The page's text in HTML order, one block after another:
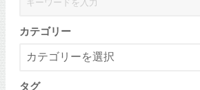
カテゴリー
タグ